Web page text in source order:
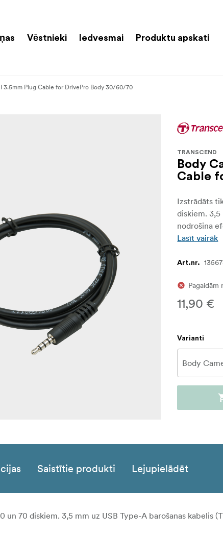
Vēstnieki Iedvesmai Produktu apskati
3.5mm Plug Cable for DrivePro Body 30/60/70
TRANSCEND
Body
Cable
Izstrādāts
diskiem. 3,5
nodrošina
Lasīt vairāk
Art.nr.
Pagaidām
11,90 €
Varianti
Saistītie produkti Lejupielādēt
70 diskiem. 3,5 mm uz USB Type-A barošanas kabelis